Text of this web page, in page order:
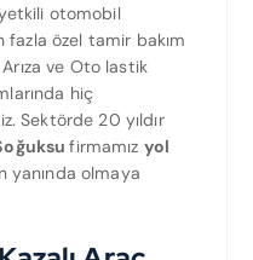
otomobil
fazla özel tamir bakım
Arıza ve Oto lastik
hiç
Sektörde 20 yıldır
firmamız yol
yanında olmaya